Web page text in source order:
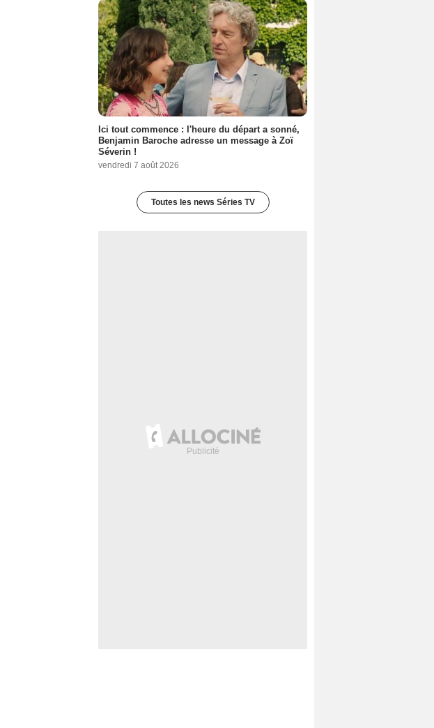
Ici tout commence : l'heure du départ a sonné,
Benjamin Baroche adresse un message à Zoï
Séverin !
vendredi 7 août 2026
Toutes les news Séries TV